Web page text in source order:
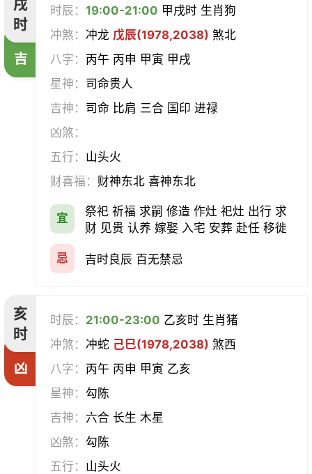
戌
时
吉
时辰：19:00-21:00 甲戌时 生肖狗
冲煞：冲龙 戊辰(1978,2038) 煞北
八字： 丙午 丙申 甲寅 甲戌
星神： 司命贵人
吉神： 司命 比肩 三合 国印 进禄
凶煞：
五行： 山头火
财喜福： 财神东北 喜神东北
宜
祭祀 祈福 求嗣 修造 作灶 祀灶 出行 求
财 见贵 认养 嫁娶 入宅 安葬 赴任 移徙
忌 吉时良辰 百无禁忌
亥
时
凶
时辰： 21:00-23:00 乙亥时 生肖猪
冲煞：冲蛇 己巳(1978,2038) 煞西
八字： 丙午 丙申 甲寅 乙亥
星神： 勾陈
吉神： 六合 长生 木星
凶煞： 勾陈
五行： 山头火